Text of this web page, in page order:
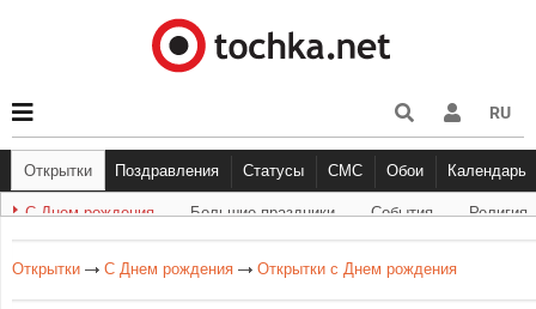
RU
Открытки Поздравления
С Днем рождения Большие праздники Cобытия
Статусы
Другое Прикольные Грустные
СМС
С Днём Рождения
Обои
Музыка
Календарь
С Днем рождения Большие праздники События Религия
Открытки С Днем рождения Открытки с Днем рождения